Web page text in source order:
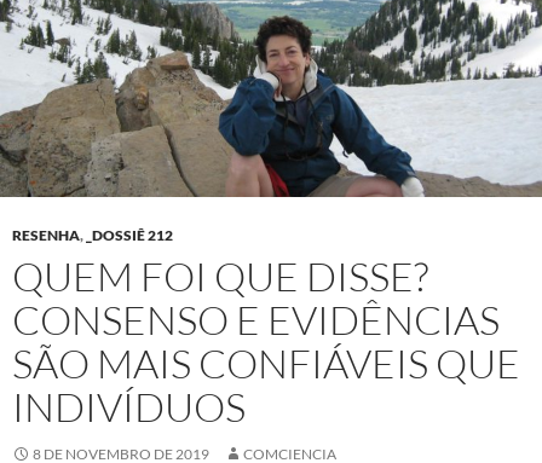
RESENHA, _DOSSIÊ 212
QUEM FOI QUE DISSE?
CONSENSO E EVIDÊNCIAS
SÃO MAIS CONFIÁVEIS QUE
INDIVÍDUOS
8 DE NOVEMBRO DE 2019 COMCIENCIA